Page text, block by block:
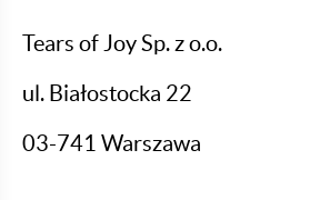
Tears of Joy Sp. z o.o.
ul. Białostocka 22
03-741 Warszawa